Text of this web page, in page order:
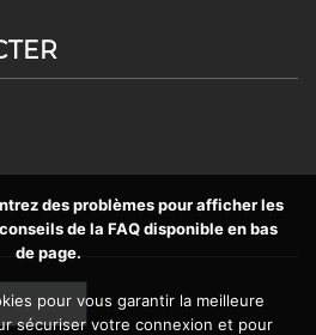
des problèmes pour afficher les
de la FAQ disponible en bas
de page.
pour vous garantir la meilleure
sécuriser votre connexion et pour